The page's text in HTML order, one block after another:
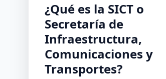
¿Qué es la SICT o
Secretaría de
Infraestructura,
Comunicaciones y
Transportes?